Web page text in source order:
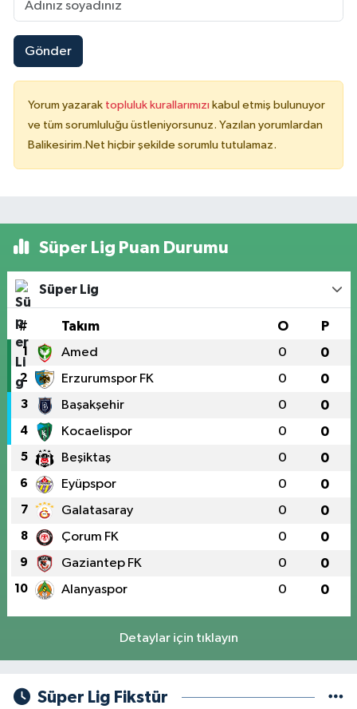
Gönder
Yorum yazarak topluluk kurallarımızı kabul etmiş bulunuyor
ve tüm sorumluluğu üstleniyorsunuz. Yazılan yorumlardan
Balikesirim.Net hiçbir şekilde sorumlu tutulamaz.
Süper Lig Puan Durumu
Süper Lig
# Takım O P
1 Amed 0 0
2 Erzurumspor FK 0 0
3 Başakşehir 0 0
4 Kocaelispor 0 0
5 Beşiktaş 0 0
6 Eyüpspor 0 0
7 Galatasaray 0 0
8 Çorum FK 0 0
9 Gaziantep FK 0 0
10 Alanyaspor 0 0
Detaylar için tıklayın
Süper Lig Fikstür